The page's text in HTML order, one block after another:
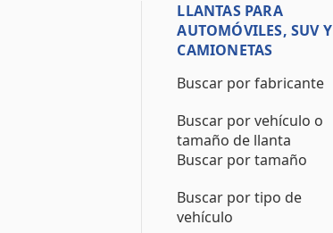
LLANTAS PARA
AUTOMÓVILES, SUV Y
CAMIONETAS
Buscar por fabricante
Buscar por vehículo o
tamaño de llanta
Buscar por tamaño
Buscar por tipo de
vehículo